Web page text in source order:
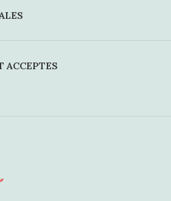
ACCEPTES